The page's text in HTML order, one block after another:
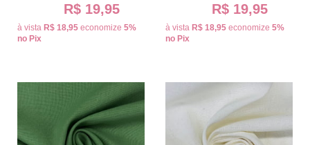
R$ 19,95
à vista R$ 18,95 economize 5%
no Pix
R$ 19,95
à vista R$ 18,95 economize 5%
no Pix